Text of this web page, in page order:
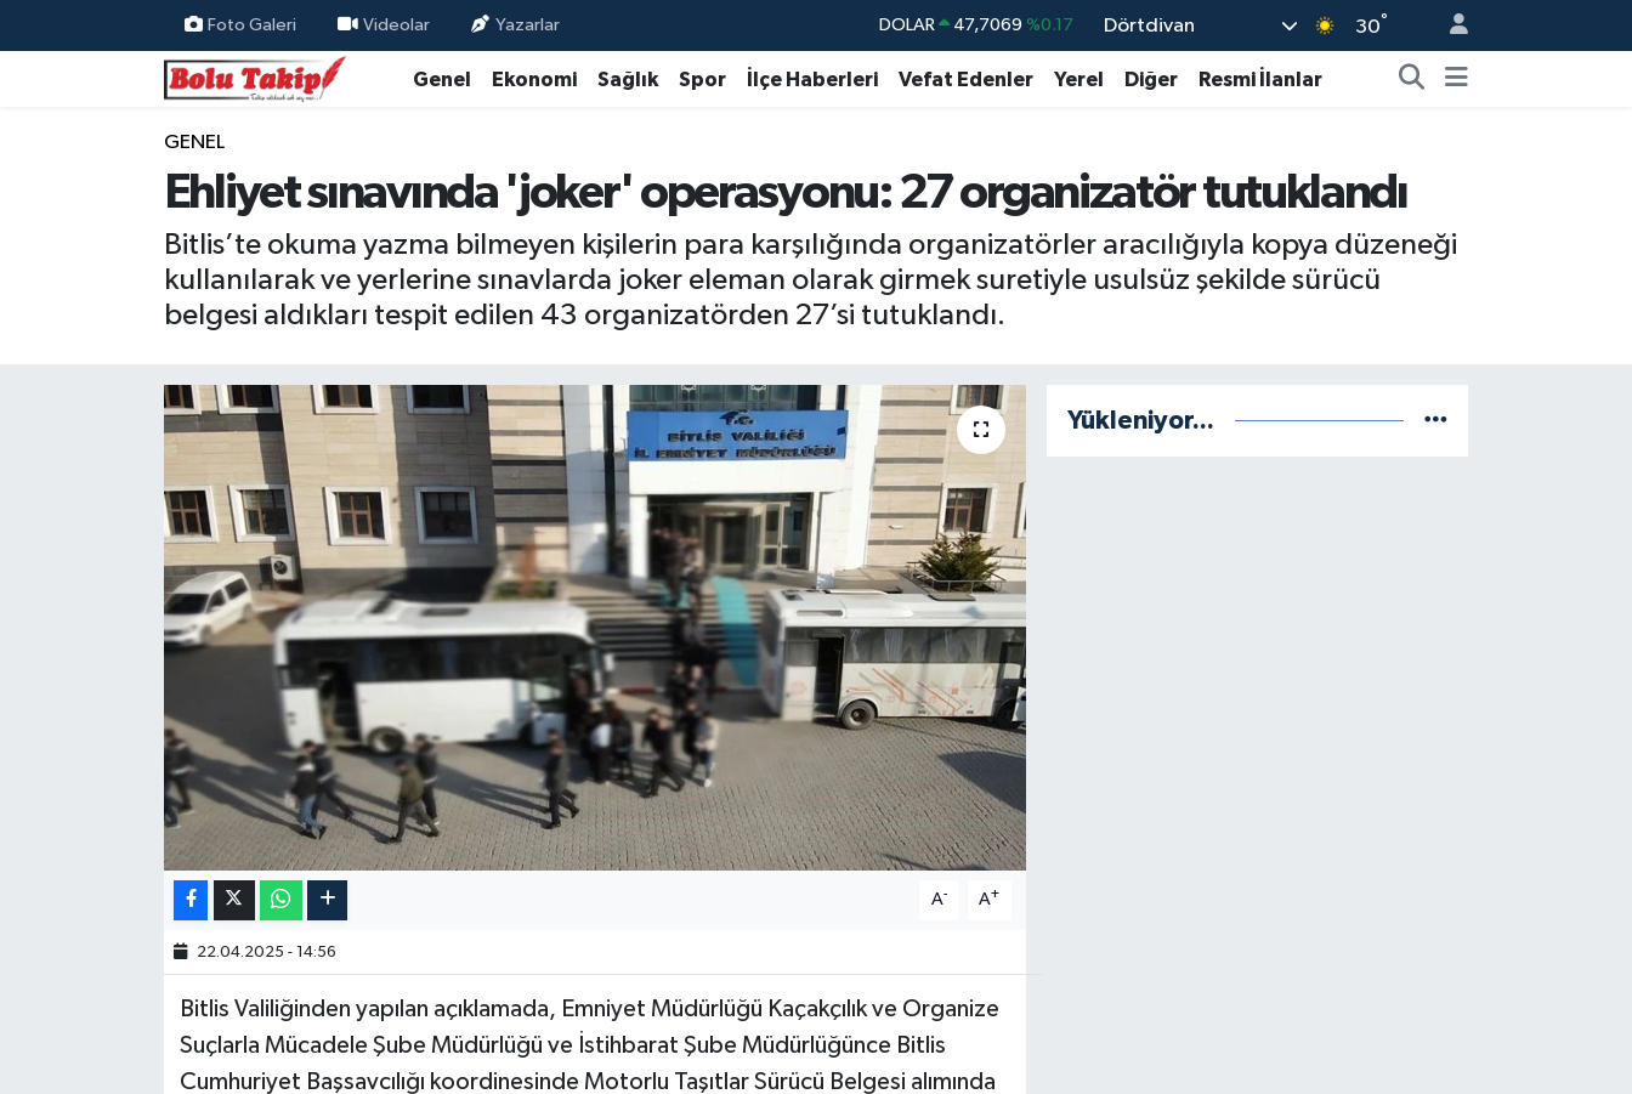
Foto Galeri Videolar Yazarlar DOLAR 47,7069 %0.17
EURO 55,0265 %0.01
BİST100 13.887 %64
BITCOIN 64.360,53 %-0.76
Dörtdivan 30°
Genel Ekonomi Sağlık Spor İlçe Haberleri Vefat Edenler Yerel Diğer Resmi İlanlar
GENEL
Ehliyet sınavında 'joker' operasyonu: 27 organizatör tutuklandı
Bitlis’te okuma yazma bilmeyen kişilerin para karşılığında organizatörler aracılığıyla kopya düzeneği
kullanılarak ve yerlerine sınavlarda joker eleman olarak girmek suretiyle usulsüz şekilde sürücü
belgesi aldıkları tespit edilen 43 organizatörden 27’si tutuklandı.
A- A+
22.04.2025 - 14:56
Bitlis Valiliğinden yapılan açıklamada, Emniyet Müdürlüğü Kaçakçılık ve Organize
Suçlarla Mücadele Şube Müdürlüğü ve İstihbarat Şube Müdürlüğünce Bitlis
Cumhuriyet Başsavcılığı koordinesinde Motorlu Taşıtlar Sürücü Belgesi alımında
Yükleniyor...